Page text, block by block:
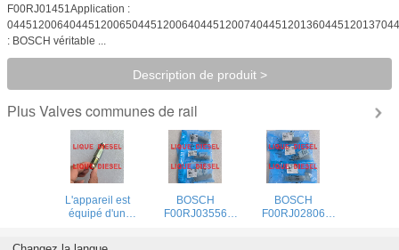
F00RJ01451Application :
: BOSCH véritable ...
Description de produit >
Plus Valves communes de rail
L'appareil est
équipé d'un
BOSCH
F00RJ03556
BOSCH
F00RJ02806